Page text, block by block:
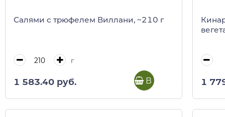
Салями с трюфелем Виллани, ~210 г
г
1 583.40 руб. В корзину 1